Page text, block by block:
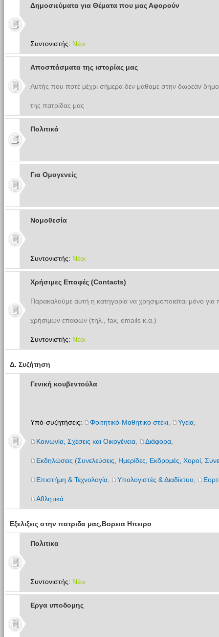
Δημοσιεύματα για Θέματα που μας Αφορούν
Συντονιστής: Νέοι
Αποσπάσματα της ιστορίας μας
Αυτής που ποτέ μέχρι σήμερα δεν μαθαμε στην δωρεάν
της πατρίδας μας
Πολιτικά
Για Ομογενείς
Νομοθεσία
Συντονιστής: Νέοι
Χρήσιμες Επαφές (Contacts)
Παρακαλούμε αυτή η κατηγορία να χρησιμοποιείται μόνο
χρήσιμων επαφών (τηλ., fax, emails κ.α.)
Συντονιστής: Νέοι
Δ. Συζήτηση
Γενική κουβεντούλα
Υπό-συζητήσεις: Φοιτητικό-Μαθητικο στέκι, Υγεία,
Κοινωνία, Σχέσεις και Οικογένεια, Διάφορα,
Εκδηλώσεις (Συνελεύσεις, Ημερίδες, Εκδρομές, Χοροί,
Επιστήμη & Τεχνολογία, Υπολογιστές & Διαδίκτυο,
Αθλητικά
Εξελιξεις στην πατριδα μας,Βορεια Ηπειρο
Πολιτικα
Συντονιστής: Νέοι
Εργα υποδομης